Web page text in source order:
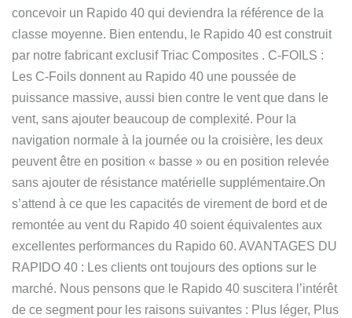
concevoir un Rapido 40 qui deviendra la référence de la
classe moyenne. Bien entendu, le Rapido 40 est construit
par notre fabricant exclusif Triac Composites . C-FOILS :
Les C-Foils donnent au Rapido 40 une poussée de
puissance massive, aussi bien contre le vent que dans le
vent, sans ajouter beaucoup de complexité. Pour la
navigation normale à la journée ou la croisière, les deux
peuvent être en position « basse » ou en position relevée
sans ajouter de résistance matérielle supplémentaire.On
s’attend à ce que les capacités de virement de bord et de
remontée au vent du Rapido 40 soient équivalentes aux
excellentes performances du Rapido 60. AVANTAGES DU
RAPIDO 40 : Les clients ont toujours des options sur le
marché. Nous pensons que le Rapido 40 suscitera l’intérêt
de ce segment pour les raisons suivantes : Plus léger, Plus